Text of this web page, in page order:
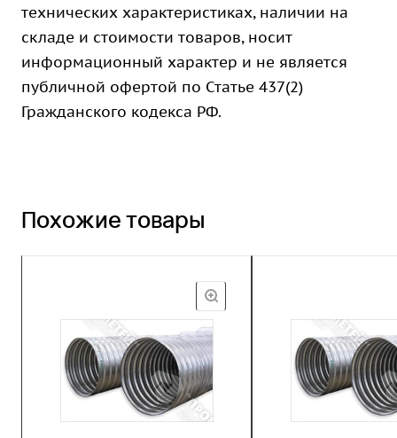
технических характеристиках, наличии на
складе и стоимости товаров, носит
информационный характер и не является
публичной офертой по Статье 437(2)
Гражданского кодекса РФ.
Похожие товары